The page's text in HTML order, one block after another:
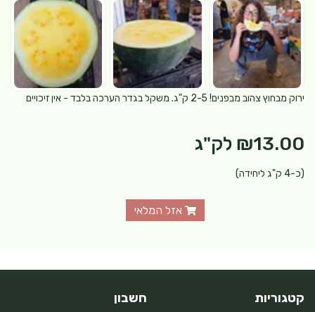
ירוק מבחוץ צהוב מבפנים! 2-5 ק"ג. משקל בגדר הערכה בלבד - אין זיכויים
₪13.00 לק"ג
(כ-4 ק"ג ליחידה)
אזל המלאי
קטגוריות חשבון